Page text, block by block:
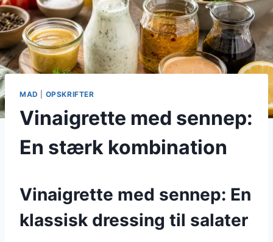
MAD OPSKRIFTER
Vinaigrette med sennep:
En stærk kombination
Vinaigrette med sennep: En
klassisk dressing til salater